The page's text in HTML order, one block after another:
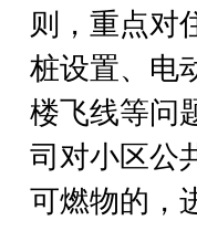
则，重点对
桩设置、电
楼飞线等问
司对小区公
可燃物的，